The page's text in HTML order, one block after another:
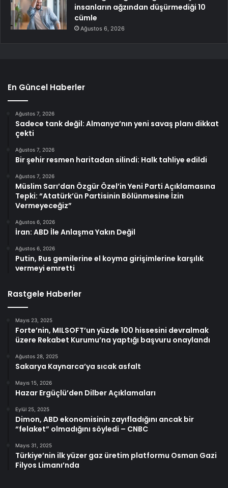
insanların ağzından düşürmediği 10
cümle
Ağustos 6, 2026
En Güncel Haberler
Ağustos 7, 2026
Sadece tank değil: Almanya’nın yeni savaş planı dikkat
çekti
Ağustos 7, 2026
Bir şehir resmen haritadan silindi: Halk tahliye edildi
Ağustos 7, 2026
Müslim Sarı’dan Özgür Özel’in Yeni Parti Açıklamasına
Tepki: “Atatürk’ün Partisinin Bölünmesine İzin
Vermeyeceğiz”
Ağustos 6, 2026
İran: ABD İle Anlaşma Yakın Değil
Ağustos 6, 2026
Putin, Rus gemilerine el koyma girişimlerine karşılık
vermeyi emretti
Rastgele Haberler
Mayıs 23, 2025
Forte’nin, MILSOFT’un yüzde 100 hissesini devralmak
üzere Rekabet Kurumu’na yaptığı başvuru onaylandı
Ağustos 28, 2025
Sakarya Kaynarca’ya sıcak asfalt
Mayıs 15, 2026
Hazar Ergüçlü’den Dilber Açıklamaları
Eylül 25, 2025
Dimon, ABD ekonomisinin zayıfladığını ancak bir
“felaket” olmadığını söyledi – CNBC
Mayıs 31, 2025
Türkiye’nin ilk yüzer gaz üretim platformu Osman Gazi
Filyos Limanı’nda